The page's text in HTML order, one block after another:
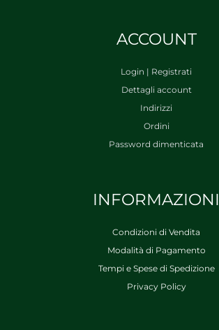
ACCOUNT
Login | Registrati
Dettagli account
Indirizzi
Ordini
Password dimenticata
INFORMAZIONI
Condizioni di Vendita
Modalità di Pagamento
Tempi e Spese di Spedizione
Privacy Policy